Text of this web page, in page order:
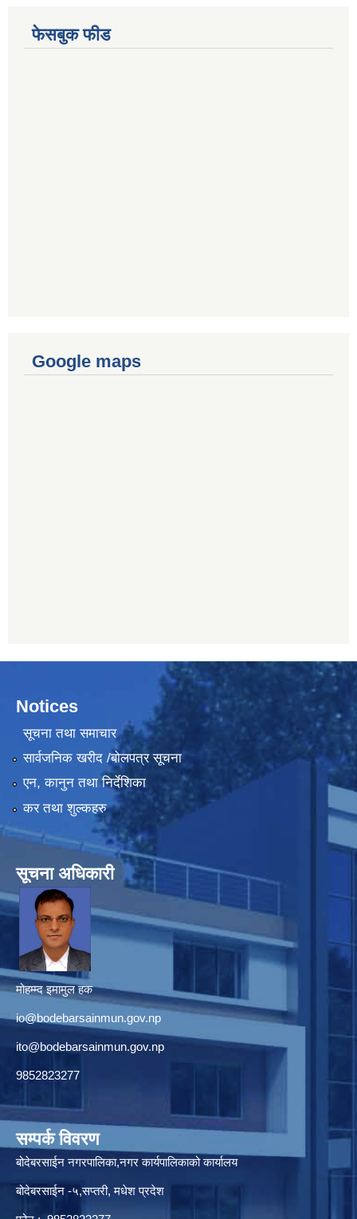
फेसबुक फीड
Google maps
Notices
सूचना तथा समाचार
सार्वजनिक खरीद /बोलपत्र सूचना
एन, कानुन तथा निर्देशिका
कर तथा शुल्कहरु
सूचना अधिकारी
मोहम्म्द इमामुल हक
io@bodebarsainmun.gov.np
ito@bodebarsainmun.gov.np
9852823277
सम्पर्क विवरण
बोदेबरसाईन नगरपालिका,नगर कार्यपालिकाको कार्यालय
बोदेबरसाईन -५,सप्तरी, मधेश प्रदेश